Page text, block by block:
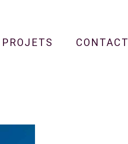
PROJETS CONTACT